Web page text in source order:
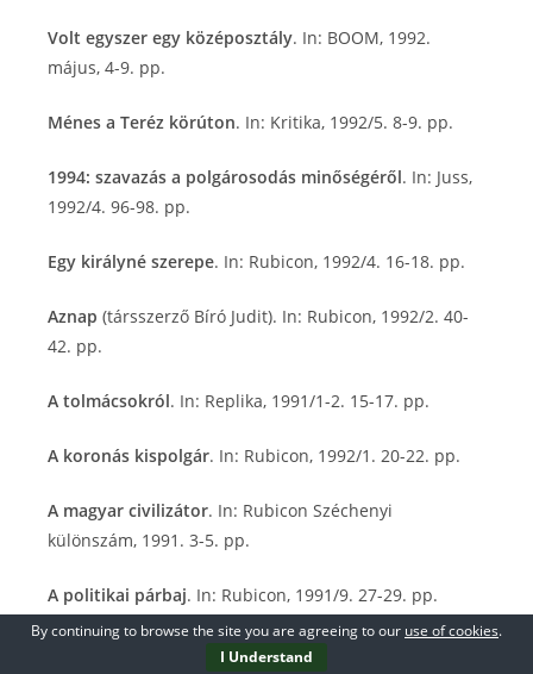
Volt egyszer egy középosztály. In: BOOM, 1992.
május, 4-9. pp.
Ménes a Teréz körúton. In: Kritika, 1992/5. 8-9. pp.
1994: szavazás a polgárosodás minőségéről. In: Juss,
1992/4. 96-98. pp.
Egy királyné szerepe. In: Rubicon, 1992/4. 16-18. pp.
Aznap (társszerző Bíró Judit). In: Rubicon, 1992/2. 40-
42. pp.
A tolmácsokról. In: Replika, 1991/1-2. 15-17. pp.
A koronás kispolgár. In: Rubicon, 1992/1. 20-22. pp.
A magyar civilizátor. In: Rubicon Széchenyi
különszám, 1991. 3-5. pp.
A politikai párbaj. In: Rubicon, 1991/9. 27-29. pp.
. In: Kritika, 1991/9. 3-4. pp.
By continuing to browse the site you are agreeing to our use of cookies.
I Understand